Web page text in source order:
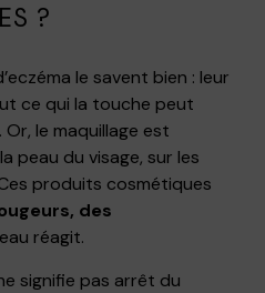
?
le savent bien : leur
ce qui la touche peut
le maquillage est
peau du visage, sur les
produits cosmétiques
des
réagit.
signifie pas arrêt du